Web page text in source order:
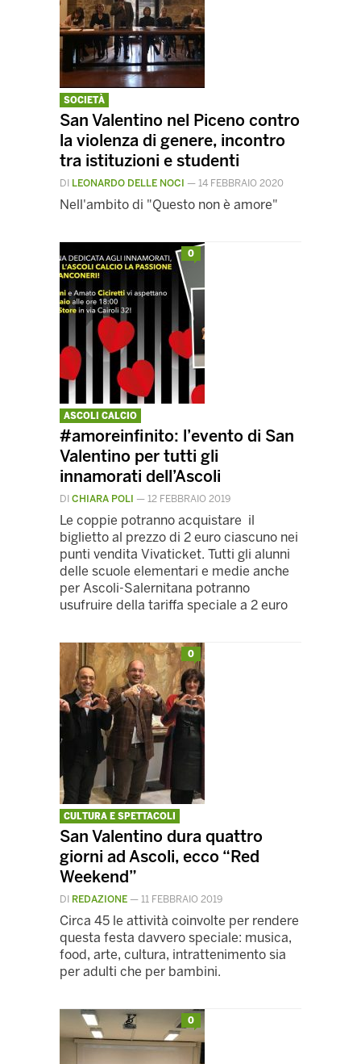
SOCIETÀ
San Valentino nel Piceno contro
la violenza di genere, incontro
tra istituzioni e studenti
DI LEONARDO DELLE NOCI — 14 FEBBRAIO 2020
Nell'ambito di "Questo non è amore"
0
ASCOLI CALCIO
#amoreinfinito: l’evento di San
Valentino per tutti gli
innamorati dell’Ascoli
DI CHIARA POLI — 12 FEBBRAIO 2019
Le coppie potranno acquistare il
biglietto al prezzo di 2 euro ciascuno nei
punti vendita Vivaticket. Tutti gli alunni
delle scuole elementari e medie anche
per Ascoli-Salernitana potranno
usufruire della tariffa speciale a 2 euro
0
CULTURA E SPETTACOLI
San Valentino dura quattro
giorni ad Ascoli, ecco “Red
Weekend”
DI REDAZIONE — 11 FEBBRAIO 2019
Circa 45 le attività coinvolte per rendere
questa festa davvero speciale: musica,
food, arte, cultura, intrattenimento sia
per adulti che per bambini.
0